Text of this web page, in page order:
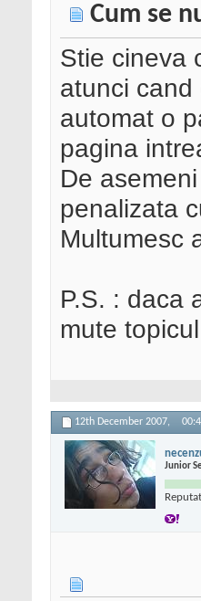
Cum se
Stie cineva
atunci
automat o
pagina
De
penalizata
Multumesc
P.S. : daca
mute
12th December 2007,
Junior